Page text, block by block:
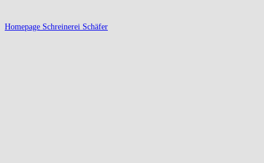
Homepage Schreinerei Schäfer